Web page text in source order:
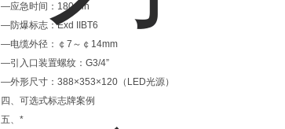
—应急时间：180min
—防爆标志：Exd IIBT6
—电缆外径：￠7～￠14mm
—引入口装置螺纹：G3/4”
—外形尺寸：388×353×120（LED光源）
四、可选式标志牌案例
五、*